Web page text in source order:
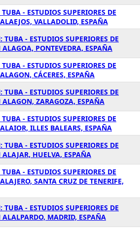
- ESTUDIOS SUPERIORES DE
VALLADOLID, ESPAÑA
TUBA - ESTUDIOS SUPERIORES DE
PONTEVEDRA, ESPAÑA
- ESTUDIOS SUPERIORES DE
CÁCERES, ESPAÑA
TUBA - ESTUDIOS SUPERIORES DE
ZARAGOZA, ESPAÑA
- ESTUDIOS SUPERIORES DE
ILLES BALEARS, ESPAÑA
TUBA - ESTUDIOS SUPERIORES DE
HUELVA, ESPAÑA
- ESTUDIOS SUPERIORES DE
SANTA CRUZ DE TENERIFE,
TUBA - ESTUDIOS SUPERIORES DE
MADRID, ESPAÑA